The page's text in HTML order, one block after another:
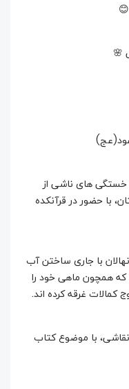
🌸
خستگی های ناشی از
با حضور در قرآنکده
با جاری ساختن آب
همچون ماهی خود را
کمالات غرقه کرده اند.
با موضوع کتاب